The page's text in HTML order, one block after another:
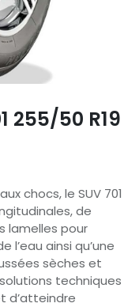
255/50 R19
chocs, le SUV 701
de
lamelles pour
l’eau ainsi qu’une
sèches et
techniques
d’atteindre